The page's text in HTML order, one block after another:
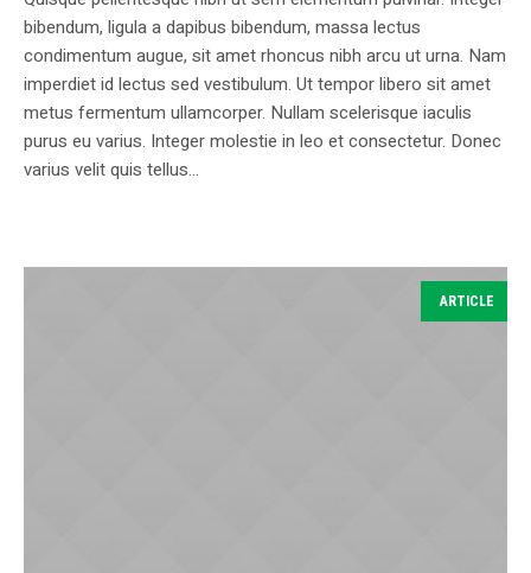
bibendum, ligula a dapibus bibendum, massa lectus
condimentum augue, sit amet rhoncus nibh arcu ut urna. Nam
imperdiet id lectus sed vestibulum. Ut tempor libero sit amet
metus fermentum ullamcorper. Nullam scelerisque iaculis
purus eu varius. Integer molestie in leo et consectetur. Donec
varius velit quis tellus...
ARTICLE